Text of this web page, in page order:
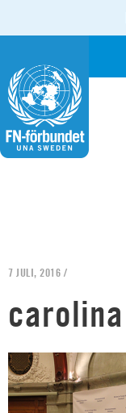
7 JULI, 2016 /
carolina